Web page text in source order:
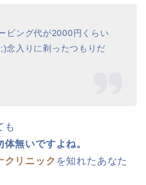
ビング代が2000円くらい
念入りに剃ったつもりだ
も
無いですよね。
クリニック を知れたあなた